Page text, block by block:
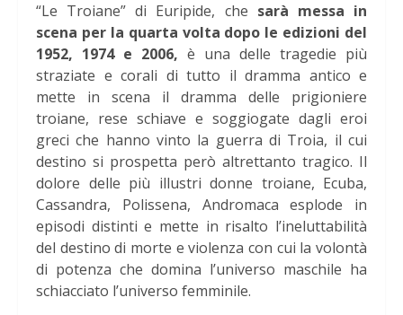
“Le Troiane” di Euripide, che sarà messa in
scena per la quarta volta dopo le edizioni del
1952, 1974 e 2006, è una delle tragedie più
straziate e corali di tutto il dramma antico e
mette in scena il dramma delle prigioniere
troiane, rese schiave e soggiogate dagli eroi
greci che hanno vinto la guerra di Troia, il cui
destino si prospetta però altrettanto tragico. Il
dolore delle più illustri donne troiane, Ecuba,
Cassandra, Polissena, Andromaca esplode in
episodi distinti e mette in risalto l’ineluttabilità
del destino di morte e violenza con cui la volontà
di potenza che domina l’universo maschile ha
schiacciato l’universo femminile.